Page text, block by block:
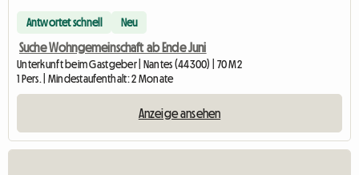
Antwortet schnell Neu
Suche Wohngemeinschaft ab Ende Juni
Unterkunft beim Gastgeber | Nantes (44300) | 70 M2
1 Pers. | Mindestaufenthalt: 2 Monate
Anzeige ansehen